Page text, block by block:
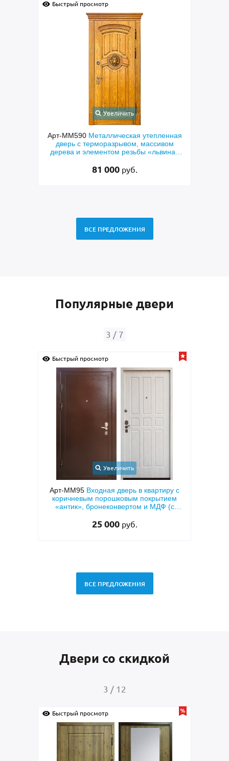
Быстрый просмотр
Увеличить
Арт-ММ590 Металлическая утепленная
дверь с терморазрывом, массивом
дерева и элементом резьбы «львиная
81 000 руб.
ВСЕ ПРЕДЛОЖЕНИЯ
Популярные двери
3 / 7
Быстрый просмотр
Увеличить
Арт-ММ95 Входная дверь в квартиру с
коричневым порошковым покрытием
«антик», бронеконвертом и МДФ (с
25 000 руб.
ВСЕ ПРЕДЛОЖЕНИЯ
Двери со скидкой
3 / 12
Быстрый просмотр